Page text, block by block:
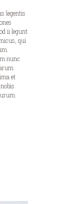
legentis
ii legunt
qui
nunc
et